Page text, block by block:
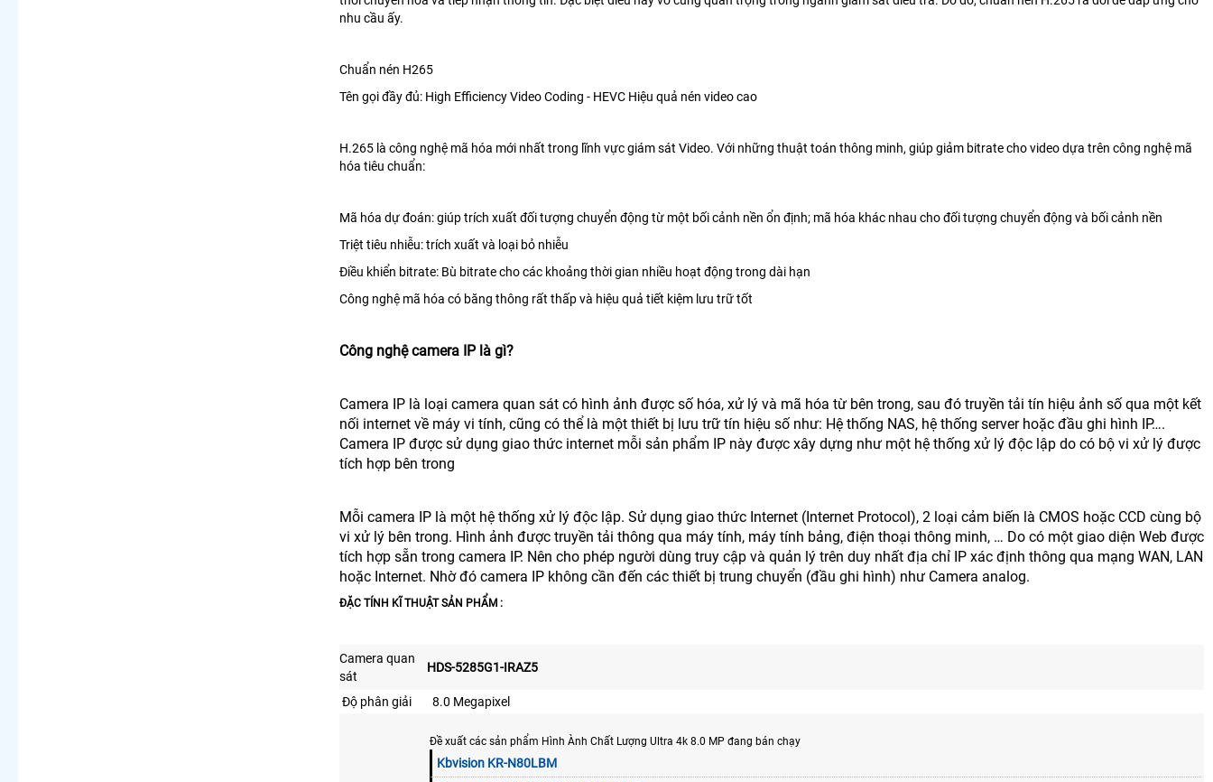
nhu cầu ấy.
Chuẩn nén H265
Tên gọi đầy đủ: High Efficiency Video Coding - HEVC Hiệu quả nén video cao
H.265 là công nghệ mã hóa mới nhất trong lĩnh vực giám sát Video. Với những thuật toán thông minh, giúp giảm bitrate cho video dựa trên công nghệ mã
hóa tiêu chuẩn:
Mã hóa dự đoán: giúp trích xuất đối tượng chuyển động từ một bối cảnh nền ổn định; mã hóa khác nhau cho đối tượng chuyển động và bối cảnh nền
Triệt tiêu nhiễu: trích xuất và loại bỏ nhiễu
Điều khiển bitrate: Bù bitrate cho các khoảng thời gian nhiều hoạt động trong dài hạn
Công nghệ mã hóa có băng thông rất thấp và hiệu quả tiết kiệm lưu trữ tốt
Công nghệ camera IP là gì?
Camera IP là loại camera quan sát có hình ảnh được số hóa, xử lý và mã hóa từ bên trong, sau đó truyền tải tín hiệu ảnh số qua một kết
nối internet về máy vi tính, cũng có thể là một thiết bị lưu trữ tín hiệu số như: Hệ thống NAS, hệ thống server hoặc đầu ghi hình IP….
Camera IP được sử dụng giao thức internet mỗi sản phẩm IP này được xây dựng như một hệ thống xử lý độc lập do có bộ vi xử lý được
tích hợp bên trong
Mỗi camera IP là một hệ thống xử lý độc lập. Sử dụng giao thức Internet (Internet Protocol), 2 loại cảm biến là CMOS hoặc CCD cùng bộ
vi xử lý bên trong. Hình ảnh được truyền tải thông qua máy tính, máy tính bảng, điện thoại thông minh, … Do có một giao diện Web được
tích hợp sẵn trong camera IP. Nên cho phép người dùng truy cập và quản lý trên duy nhất địa chỉ IP xác định thông qua mạng WAN, LAN
hoặc Internet. Nhờ đó camera IP không cần đến các thiết bị trung chuyển (đầu ghi hình) như Camera analog.
ĐẶC TÍNH KĨ THUẬT SẢN PHẨM :
Camera quan
sát
HDS-5285G1-IRAZ5
Độ phân giải 8.0 Megapixel
Đề xuất các sản phẩm Hình Ành Chất Lượng Ultra 4k 8.0 MP đang bán chạy
Kbvision KR-N80LBM